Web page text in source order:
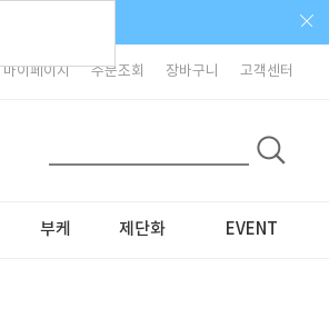
마이페이지 주문조회 장바구니 고객센터
부케 제단화 EVENT